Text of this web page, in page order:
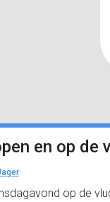
en op de
op de